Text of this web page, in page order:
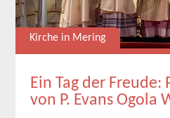
Kirche in Mering
Ein Tag der Freude:
von P. Evans Ogola